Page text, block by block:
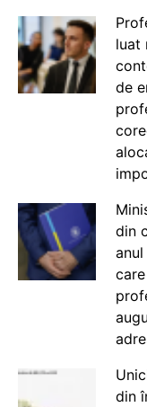
luat
de
din
din